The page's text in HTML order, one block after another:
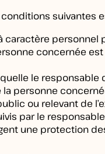
suivantes
concernée
le
personne
ou relevant
par le
une protection